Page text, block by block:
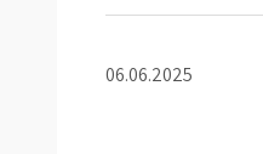
06.06.2025